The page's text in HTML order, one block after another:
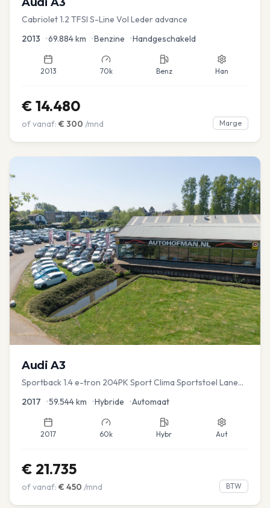
Audi A3
Cabriolet 1.2 TFSI S-Line Vol Leder advance
2013 •69.884km •Benzine •Handgeschakeld
2013 70k Benz Han
€ 14.480
of vanaf: € 300 /mnd Marge
Audi A3
Sportback 1.4 e-tron 204PK Sport Clima Sportstoel Lane
2017 •59.544km •Hybride •Automaat
2017 60k Hybr Aut
€ 21.735
of vanaf: € 450 /mnd BTW